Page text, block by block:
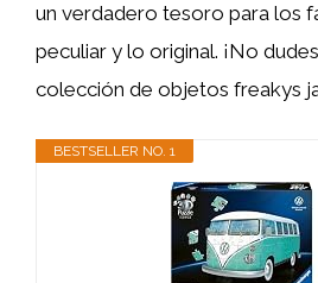
un verdadero tesoro para los
peculiar y lo original. ¡No
colección de objetos freakys
BESTSELLER NO. 1